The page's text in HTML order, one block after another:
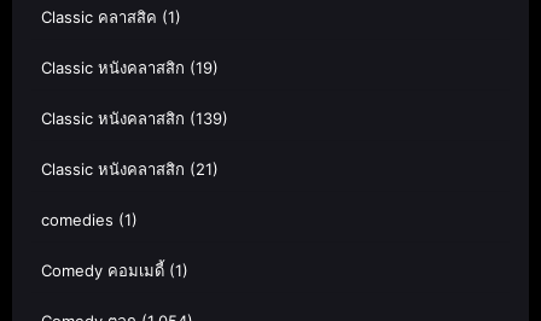
Classic คลาสสิค (1)
Classic หนังคลาสสิก (19)
Classic หนังคลาสสิก (139)
Classic หนังคลาสสิก (21)
comedies (1)
Comedy คอมเมดี้ (1)